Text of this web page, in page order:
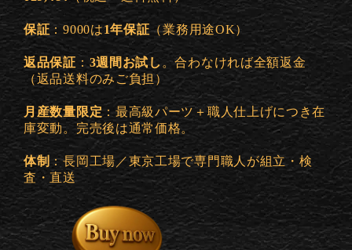
保証 ：9000は1年保証（業務用途OK）
返品保証 ： 3週間お試し 。合わなければ全額返金
（返品送料のみご負担）
月産数量限定 ：最高級パーツ＋職人仕上げにつき在
庫変動。完売後は通常価格。
体制 ：長岡工場／東京工場で専門職人が組立・検
査・直送